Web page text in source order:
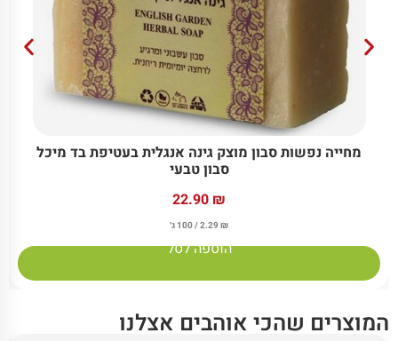
מחייה נפשות סבון מוצק גינה אנגלית בעטיפת בד מיכל
סבון טבעי
22.90 ₪
2.29 ₪ / 100 ג׳
הוספה לסל
המוצרים שהכי אוהבים אצלנו